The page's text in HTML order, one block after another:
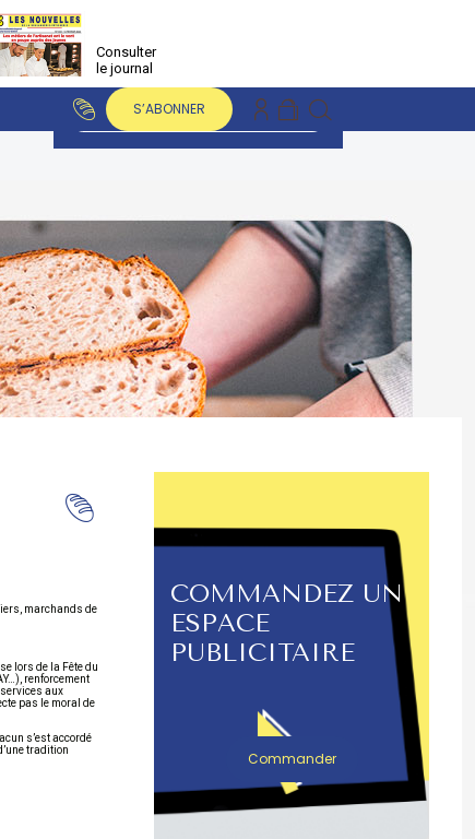
Consulter
le journal
S’ABONNER
marchands de
lors de la Fête du
renforcement
aux
pas le moral de
s’est accordé
tradition
COMMANDEZ UN
ESPACE
PUBLICITAIRE
Commander